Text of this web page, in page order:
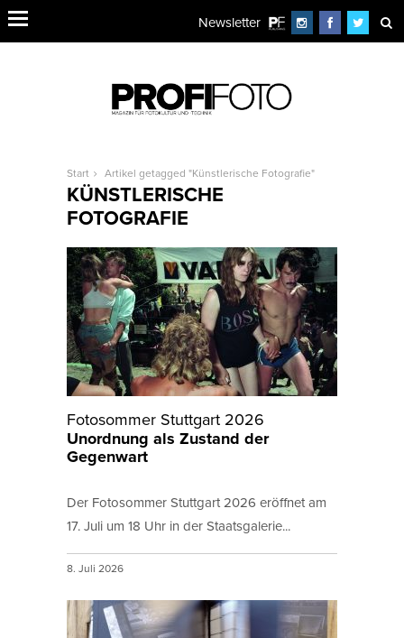
Newsletter
Start Artikel getagged "Künstlerische Fotografie"
KÜNSTLERISCHE
FOTOGRAFIE
Fotosommer Stuttgart 2026
Unordnung als Zustand der
Gegenwart
Der Fotosommer Stuttgart 2026 eröffnet am
17. Juli um 18 Uhr in der Staatsgalerie...
8. Juli 2026